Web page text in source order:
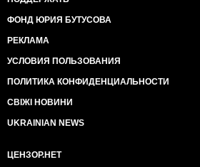
ФОНД ЮРИЯ БУТУСОВА
РЕКЛАМА
УСЛОВИЯ ПОЛЬЗОВАНИЯ
ПОЛИТИКА КОНФИДЕНЦИАЛЬНОСТИ
СВІЖІ НОВИНИ
UKRAINIAN NEWS
ЦЕНЗОР.НЕТ